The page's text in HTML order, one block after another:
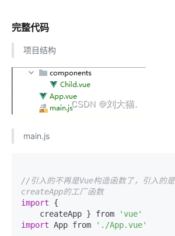
完整代码
项目结构
main.js
//引入的不再是Vue构造函数了，引入的
createApp的工厂函数
import {
    createApp } from
'vue'
import App from './App.vue'